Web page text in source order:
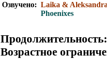
Озвучено: Laika &
Phoenixes
Продолжительность:
Возрастное